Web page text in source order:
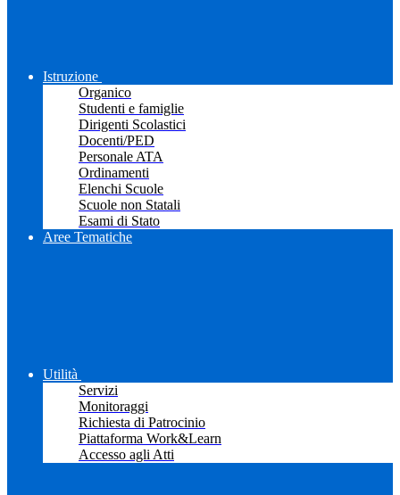
Istruzione
Organico
Studenti e famiglie
Dirigenti Scolastici
Docenti/PED
Personale ATA
Ordinamenti
Elenchi Scuole
Scuole non Statali
Esami di Stato
Aree Tematiche
Utilità
Servizi
Monitoraggi
Richiesta di Patrocinio
Piattaforma Work&Learn
Accesso agli Atti